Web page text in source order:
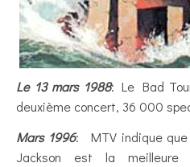
Le 13 mars 1988: Le Bad
deuxième concert, 36 000
Mars 1996: MTV indique que
Jackson est la meilleure